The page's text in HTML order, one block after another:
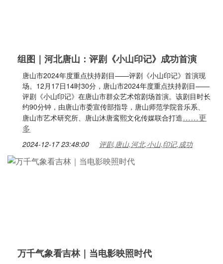
组图｜河北唐山：评剧《小山印记》成功首演
唐山市2024年度重点扶持剧目——评剧《小山印记》首演现
场。12月17日14时30分，唐山市2024年度重点扶持剧目——
评剧《小山印记》在唐山市群众艺术馆剧场首演。该剧目时长
约90分钟，由唐山市委宣传部指导，唐山师范学院音乐系、
唐山市艺术研究所、唐山沐唐鸾熙文化传媒联合打造……更
多
2024-12-17 23:48:00 评剧,唐山,河北,小山,印记,成功
万千气象看吉林｜当电影映照时代